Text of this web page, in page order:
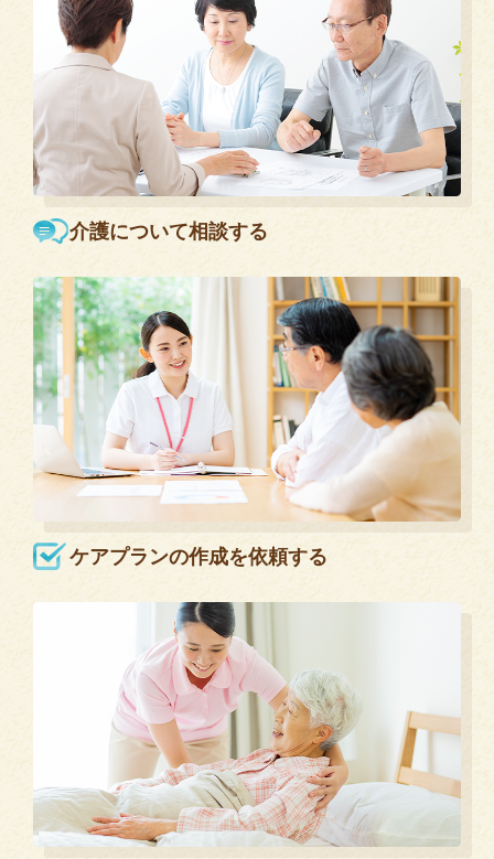
介護について相談する
ケアプランの作成を依頼する